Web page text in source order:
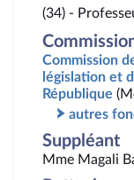
(34) -
Commission
législation et
République
autres
Suppléant
Mme Magali